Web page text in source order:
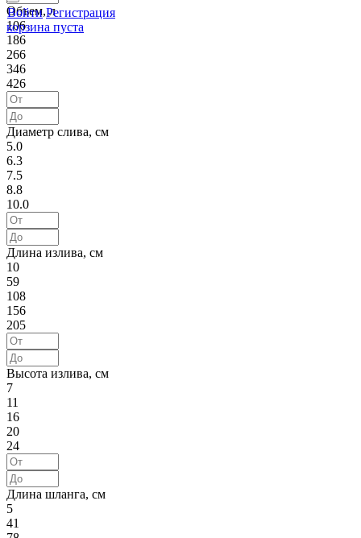
Войти Регистрация
корзина пуста
Объем, л
106
186
266
346
426
Диаметр слива, см
5.0
6.3
7.5
8.8
10.0
Длина излива, см
10
59
108
156
205
Высота излива, см
7
11
16
20
24
Длина шланга, см
5
41